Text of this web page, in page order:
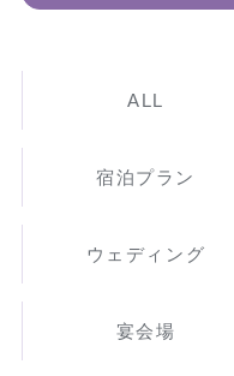
ALL
宿泊プラン
ウェディング
宴会場